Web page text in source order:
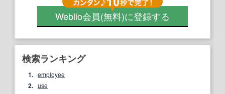
Weblio会員(無料)に登録する
検索ランキング
1. employee
2. use